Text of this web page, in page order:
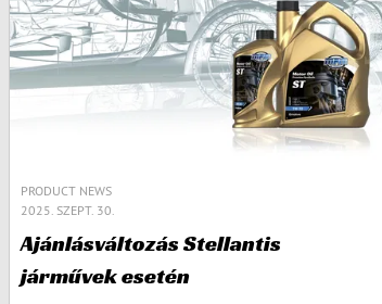
PRODUCT NEWS
2025. SZEPT. 30.
Ajánlásváltozás Stellantis
járművek esetén